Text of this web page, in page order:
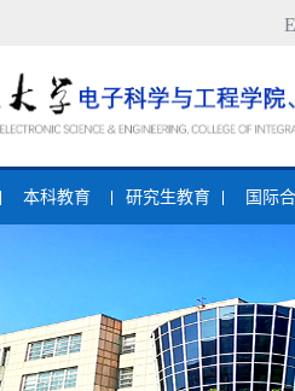
本科教育 研究生教育 国际